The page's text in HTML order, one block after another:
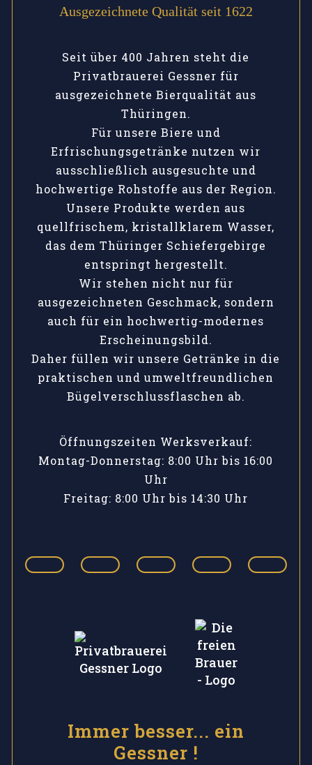
Ausgezeichnete Qualität seit 1622
Seit über 400 Jahren steht die
Privatbrauerei Gessner für
ausgezeichnete Bierqualität aus
Thüringen.
Für unsere Biere und
Erfrischungsgetränke nutzen wir
ausschließlich ausgesuchte und
hochwertige Rohstoffe aus der Region.
Unsere Produkte werden aus
quellfrischem, kristallklarem Wasser,
das dem Thüringer Schiefergebirge
entspringt hergestellt.
Wir stehen nicht nur für
ausgezeichneten Geschmack, sondern
auch für ein hochwertig-modernes
Erscheinungsbild.
Daher füllen wir unsere Getränke in die
praktischen und umweltfreundlichen
Bügelverschlussflaschen ab.
Öffnungszeiten Werksverkauf:
Montag-Donnerstag: 8:00 Uhr bis 16:00
Uhr
Freitag: 8:00 Uhr bis 14:30 Uhr
Immer besser... ein
Gessner !